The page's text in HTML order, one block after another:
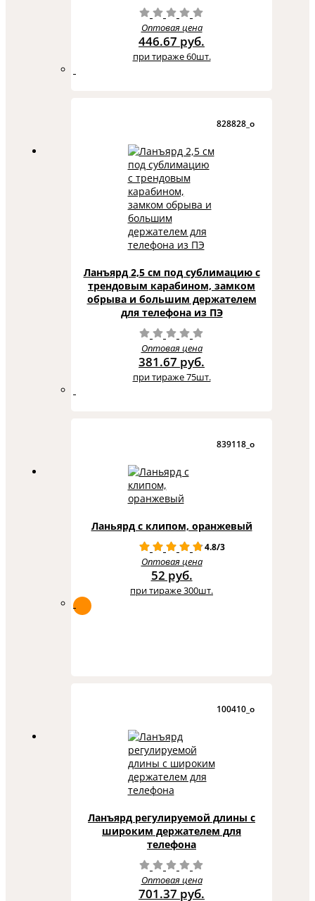
Оптовая цена
446.67 руб.
при тираже 60шт.
828828_o
Ланъярд 2,5 см под сублимацию с
трендовым карабином, замком
обрыва и большим держателем
для телефона из ПЭ
Оптовая цена
381.67 руб.
при тираже 75шт.
839118_o
Ланьярд с клипом, оранжевый
4.8/3
Оптовая цена
52 руб.
при тираже 300шт.
100410_o
Ланъярд регулируемой длины с
широким держателем для
телефона
Оптовая цена
701.37 руб.